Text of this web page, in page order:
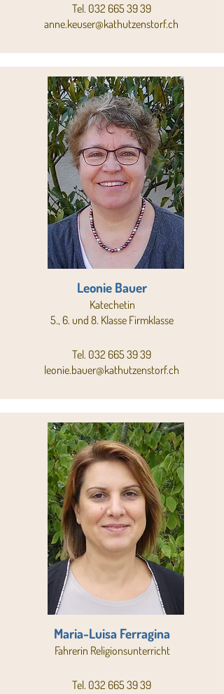
Tel. 032 665 39 39
anne.keuser@kathutzenstorf.ch
Leonie Bauer
Katechetin
5., 6. und 8. Klasse Firmklasse
Tel. 032 665 39 39
leonie.bauer@kathutzenstorf.ch
Maria-Luisa Ferragina
Fahrerin Religionsunterricht
Tel. 032 665 39 39